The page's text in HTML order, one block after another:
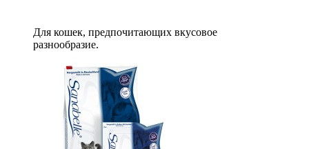
Для кошек, предпочитающих вкусовое
разнообразие.